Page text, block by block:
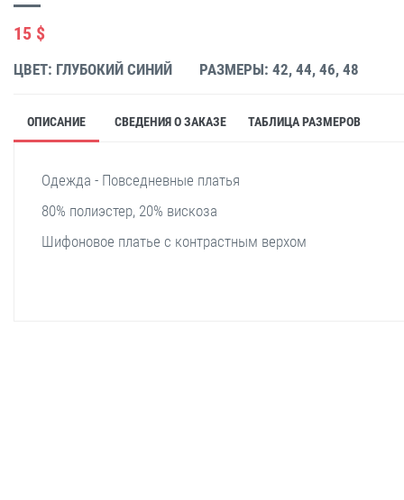
15 $
ЦВЕТ: ГЛУБОКИЙ СИНИЙ РАЗМЕРЫ: 42, 44, 46, 48
ОПИСАНИЕ СВЕДЕНИЯ О ЗАКАЗЕ ТАБЛИЦА РАЗМЕРОВ
Одежда - Повседневные платья
80% полиэстер, 20% вискоза
Шифоновое платье с контрастным верхом